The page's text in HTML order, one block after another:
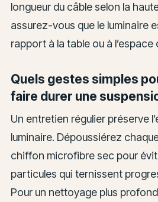
longueur du câble selon la
assurez-vous que le luminaire
rapport à la table ou à
Quels gestes simples
faire durer une
Un entretien régulier préserve
luminaire. Dépoussiérez
chiffon microfibre sec pour
particules qui ternissent
Pour un nettoyage plus